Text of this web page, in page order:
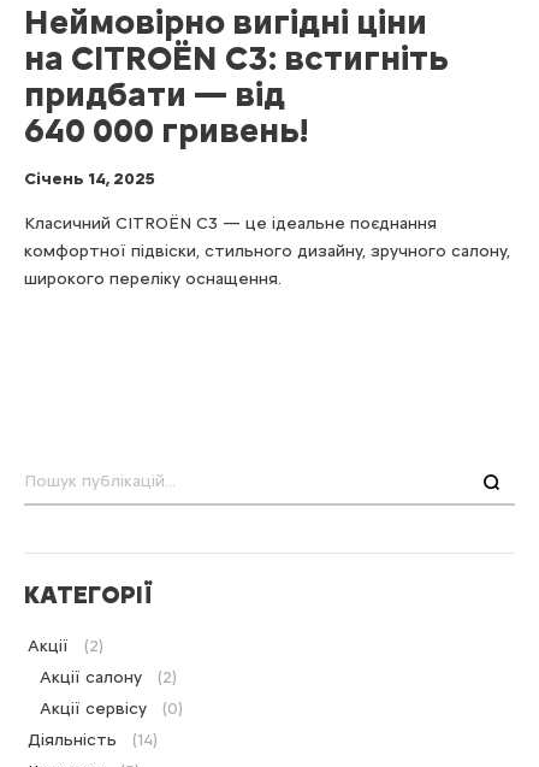
Неймовірно вигідні ціни
на CITROЁN C3: встигніть
придбати — від
640 000 гривень!
Cічень 14, 2025
Класичний CITROЁN С3 — це ідеальне поєднання
комфортної підвіски, стильного дизайну, зручного салону,
широкого переліку оснащення.
КАТЕГОРІЇ
Акції
(2)
Акції салону
(2)
Акції сервісу
(0)
Діяльність
(14)